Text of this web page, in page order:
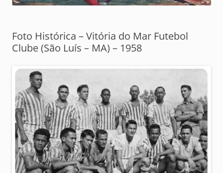
Foto Histórica – Vitória do Mar Futebol
Clube (São Luís – MA) – 1958